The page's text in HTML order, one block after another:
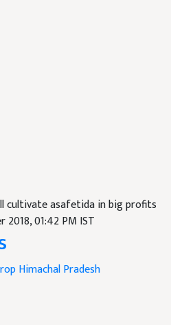
cultivate asafetida in big profits
2018, 01:42 PM IST
Himachal Pradesh